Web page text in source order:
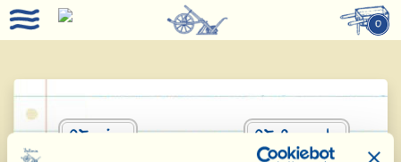
0
Vorige Volgende